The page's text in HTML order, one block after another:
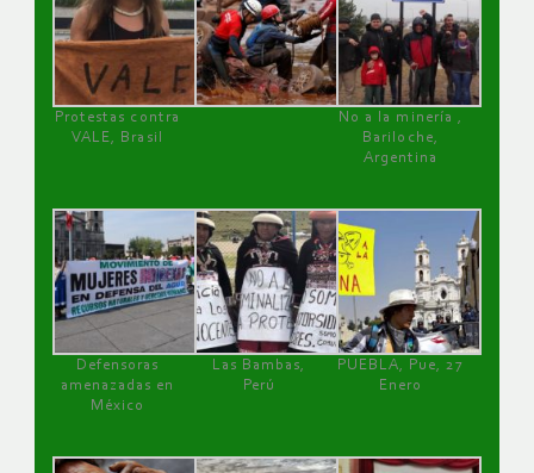
Protestas contra
VALE, Brasil
No a la minería ,
Bariloche,
Argentina
Defensoras
amenazadas en
México
Las Bambas,
Perú
PUEBLA, Pue, 27
Enero